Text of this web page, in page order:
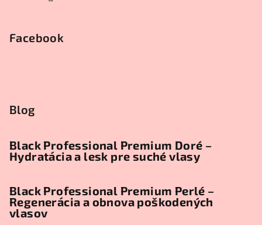
Facebook
Blog
Black Professional Premium Doré –
Hydratácia a lesk pre suché vlasy
Black Professional Premium Perlé –
Regenerácia a obnova poškodených
vlasov